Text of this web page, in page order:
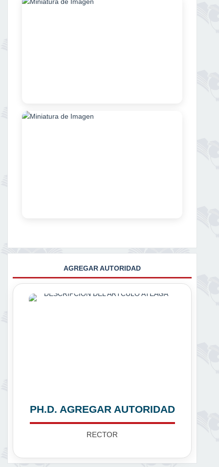
AGREGAR AUTORIDAD
PH.D. AGREGAR AUTORIDAD
RECTOR